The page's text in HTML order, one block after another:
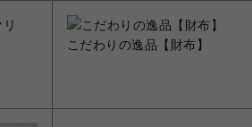
こだわりの逸品【財布】